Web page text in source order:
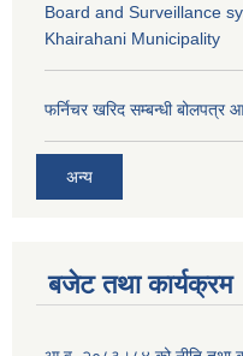
Board and Surveillance
Khairahani Municipality
फर्निचर खरिद सम्बन्धी बोलपत्र
अन्य
बजेट तथा कार्यक्रम